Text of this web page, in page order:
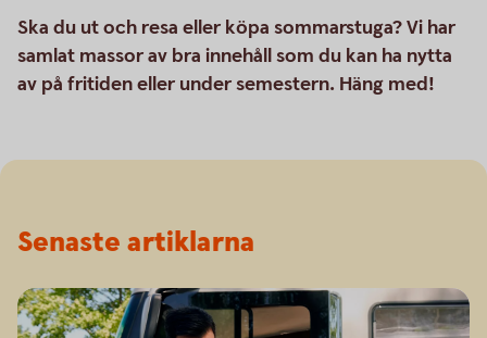
Ska du ut och resa eller köpa sommarstuga? Vi har
samlat massor av bra innehåll som du kan ha nytta
av på fritiden eller under semestern. Häng med!
Senaste artiklarna